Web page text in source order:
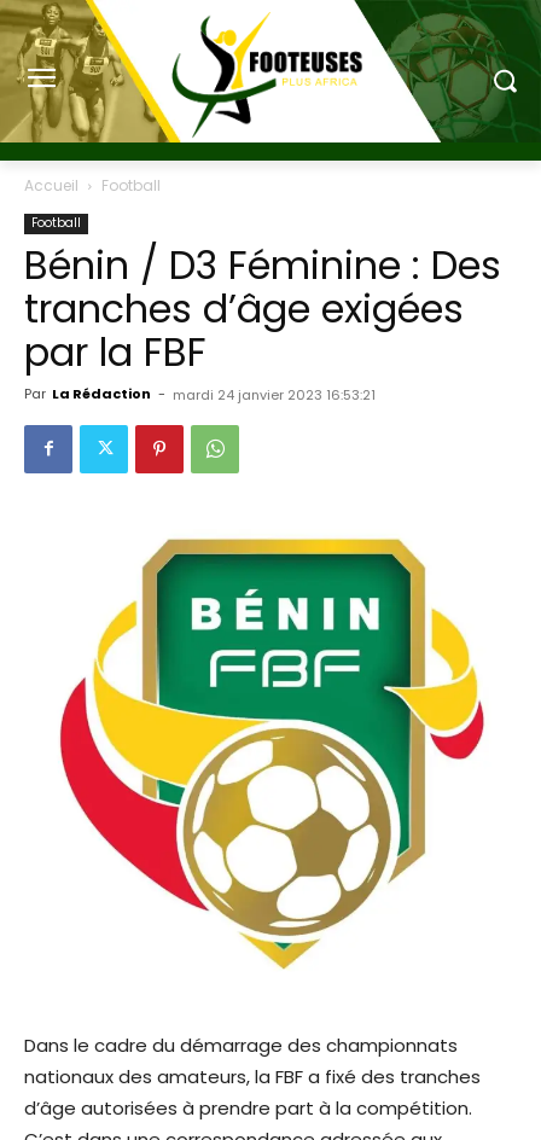
Accueil Football
Football
Bénin / D3 Féminine : Des
tranches d’âge exigées
par la FBF
Par La Rédaction - mardi 24 janvier 2023 16:53:21
Dans le cadre du démarrage des championnats
nationaux des amateurs, la FBF a fixé des tranches
d’âge autorisées à prendre part à la compétition.